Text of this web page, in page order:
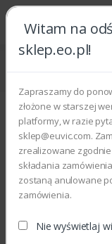
Witam na
sklep.eo.pl!
Zapraszamy do
złożone w starszej
platformy, w razie
sklep@euvic.com.
zrealizowane
składania
zostaną anulowane
zamówienia.
Nie wyświetlaj
Strona główna Części
Części do
Wyświetlono 0–0 z 0
Filtry